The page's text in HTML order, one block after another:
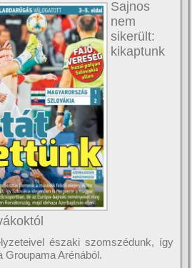
Sajnos
nem
sikerült:
kikaptunk
északi szomszédunk, í­gy
Groupama Arénából.